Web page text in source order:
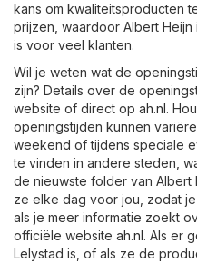
kans om kwaliteitsproducten
prijzen, waardoor Albert
is voor veel klanten.
Wil je weten wat de
zijn? Details over de
website of direct op ah.nl.
openingstijden kunnen
weekend of tijdens speciale
te vinden in andere steden,
de nieuwste folder van Albert
ze elke dag voor jou, zodat
als je meer informatie zoekt
officiële website ah.nl. Als er
Lelystad is, of als ze de